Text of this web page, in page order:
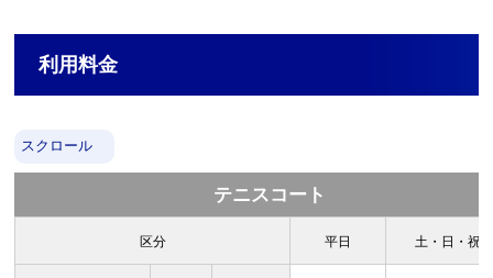
利用料金
スクロール
テニスコート
区分 平日 土・日・祝